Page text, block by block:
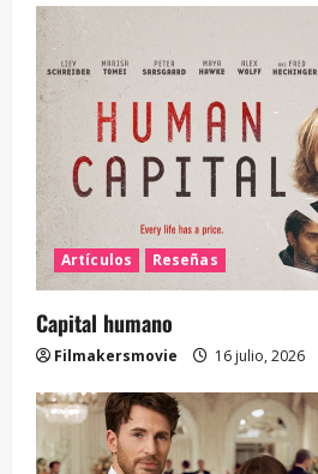
Artículos Reseñas
Capital humano
Filmakersmovie 16 julio, 2026